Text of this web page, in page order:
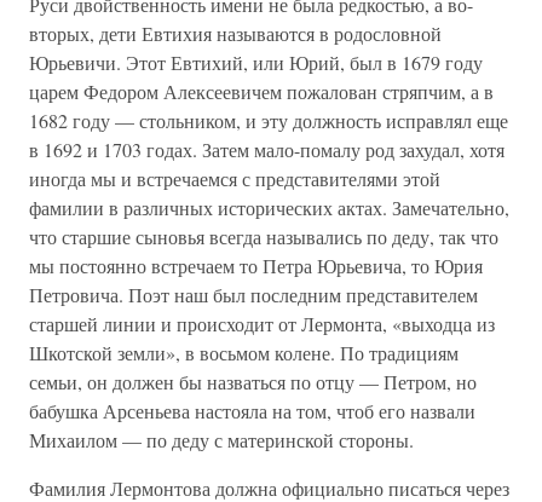
вторых, дети Евтихия называются в родословной
Юрьевичи. Этот Евтихий, или Юрий, был в 1679 году
царем Федором Алексеевичем пожалован стряпчим, а в
1682 году — стольником, и эту должность исправлял еще
в 1692 и 1703 годах. Затем мало-помалу род захудал, хотя
иногда мы и встречаемся с представителями этой
фамилии в различных исторических актах. Замечательно,
что старшие сыновья всегда назывались по деду, так что
мы постоянно встречаем то Петра Юрьевича, то Юрия
Петровича. Поэт наш был последним представителем
старшей линии и происходит от Лермонта, «выходца из
Шкотской земли», в восьмом колене. По традициям
семьи, он должен бы назваться по отцу — Петром, но
бабушка Арсеньева настояла на том, чтоб его назвали
Михаилом — по деду с материнской стороны.
Фамилия Лермонтова должна официально писаться через